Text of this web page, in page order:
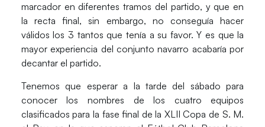
marcador en diferentes tramos del partido, y que en
la recta final, sin embargo, no conseguía hacer
válidos los 3 tantos que tenía a su favor. Y es que la
mayor experiencia del conjunto navarro acabaría por
decantar el partido.
Tenemos que esperar a la tarde del sábado para
conocer los nombres de los cuatro equipos
clasificados para la fase final de la XLII Copa de S. M.